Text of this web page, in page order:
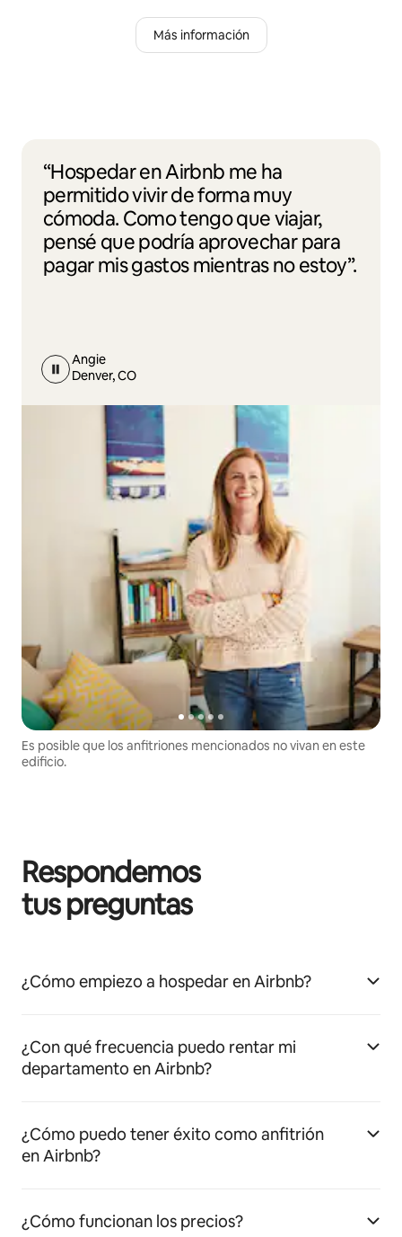
Más información
“Hospedar en Airbnb me ha
permitido vivir de forma muy
cómoda. Como tengo que viajar,
pensé que podría aprovechar para
pagar mis gastos mientras no estoy”.
Angie
Denver, CO
Es posible que los anfitriones mencionados no vivan en este
edificio.
Respondemos
tus preguntas
¿Cómo empiezo a hospedar en Airbnb?
¿Con qué frecuencia puedo rentar mi
departamento en Airbnb?
¿Cómo puedo tener éxito como anfitrión
en Airbnb?
¿Cómo funcionan los precios?